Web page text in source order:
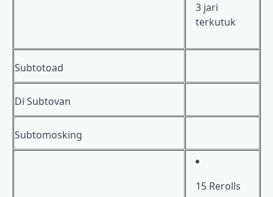
3 jari
terkutuk
Subtotoad
Di Subtovan
Subtomosking
15 Rerolls